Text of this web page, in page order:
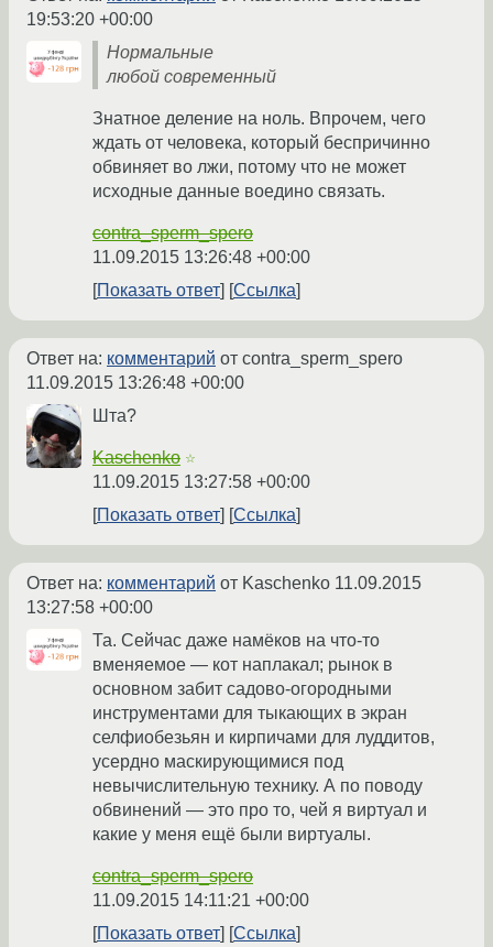
19:53:20 +00:00
Нормальные
любой современный
Знатное деление на ноль. Впрочем, чего
ждать от человека, который беспричинно
обвиняет во лжи, потому что не может
исходные данные воедино связать.
contra_sperm_spero
11.09.2015 13:26:48 +00:00
Показать ответ
Ссылка
Ответ на: комментарий от contra_sperm_spero
11.09.2015 13:26:48 +00:00
Шта?
Kaschenko ☆
11.09.2015 13:27:58 +00:00
Показать ответ
Ссылка
Ответ на: комментарий от Kaschenko 11.09.2015
13:27:58 +00:00
Та. Сейчас даже намёков на что-то
вменяемое — кот наплакал; рынок в
основном забит садово-огородными
инструментами для тыкающих в экран
селфиобезьян и кирпичами для луддитов,
усердно маскирующимися под
невычислительную технику. А по поводу
обвинений — это про то, чей я виртуал и
какие у меня ещё были виртуалы.
contra_sperm_spero
11.09.2015 14:11:21 +00:00
Показать ответ
Ссылка